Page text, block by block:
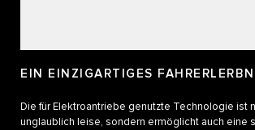
EIN EINZIGARTIGES
Die für Elektroantriebe genutzte Technologie ist
unglaublich leise, sondern ermöglicht auch eine